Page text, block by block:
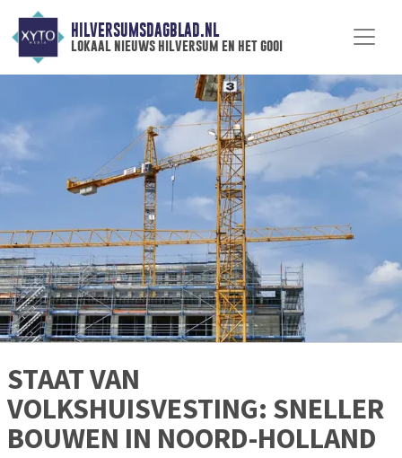
HILVERSUMSDAGBLAD.NL
lokaal nieuws hilversum en het gooi
STAAT VAN
VOLKSHUISVESTING: SNELLER
BOUWEN IN NOORD-HOLLAND